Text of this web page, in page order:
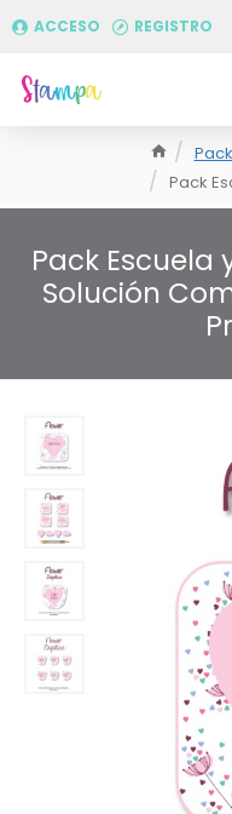
ACCESO REGISTRO
Pack
Pack Escuela
Solución